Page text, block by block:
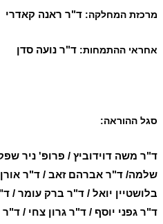
מרכזת המחלקה: ד"ר ראנה קאדרי
אחראי ההתמחות: ד"ר נועה סדן
סגל ההוראה:
ד"ר משה דוידוביץ / פרופ' ניר
שלמה/ ד"ר אברהם זאב / ד"ר
בלושטיין יואל / ד"ר ברק עומר /
ד"ר גפני יוסף / ד"ר גרון צחי /